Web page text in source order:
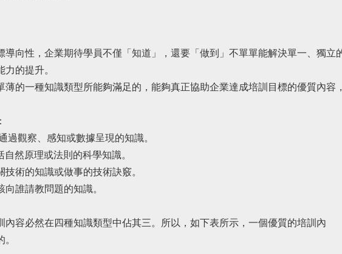
導向性，企業期待學員不僅「知道」，還要「做到」不單單能解決單一、獨立
的提升。
薄的一種知識類型所能夠滿足的，能夠真正協助企業達成培訓目標的優質內容
過觀察、感知或數據呈現的知識。
然原理或法則的科學知識。
術的知識或做事的技術訣竅。
誰請教問題的知識。
內容必然在四種知識類型中佔其三。所以，如下表所示，一個優質的培訓內